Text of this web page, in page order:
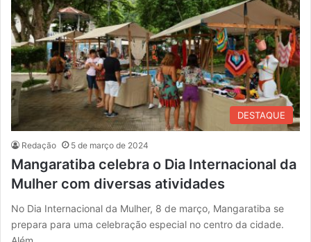
DESTAQUE
Redação 5 de março de 2024
Mangaratiba celebra o Dia Internacional da
Mulher com diversas atividades
No Dia Internacional da Mulher, 8 de março, Mangaratiba se
prepara para uma celebração especial no centro da cidade.